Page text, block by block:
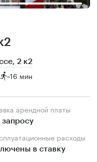
2 к2
~16 мин
арендной платы
запросу
расходы
в ставку